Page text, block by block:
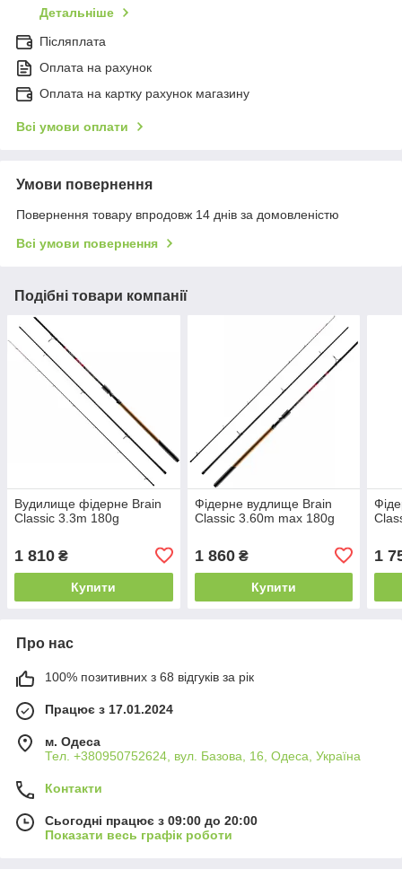
Детальніше
Післяплата
Оплата на рахунок
Оплата на картку рахунок магазину
Всі умови оплати
Умови повернення
Повернення товару впродовж 14 днів за домовленістю
Всі умови повернення
Подібні товари компанії
Вудилище фідерне Brain
Classic 3.3m 180g
1 810 ₴
Купити
Фідерне вудлище Brain
Classic 3.60m max 180g
1 860₴
Купити
1
Про нас
100% позитивних з 68 відгуків за рік
Працює з 17.01.2024
м. Одеса
Тел. +380950752624, вул. Базова, 16, Одеса, Україна
Контакти
Сьогодні працює з 09:00 до 20:00
Показати весь графік роботи